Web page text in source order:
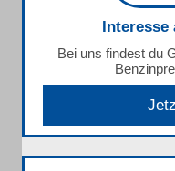
Interesse
Bei uns findest du